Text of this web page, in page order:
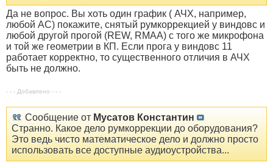
Да не вопрос. Вы хоть один график ( АЧХ, например,
любой АС) покажите, снятый румкоррекцией у виндовс и
любой другой прогой (REW, RMAA) с того же микрофона
и той же геометрии в КП. Если прога у виндовс 11
работает корректно, то существенного отличия в АЧХ
быть не должно.
- - - Добавлено - - -
Сообщение от Мусатов Константин
Странно. Какое дело румкоррекции до оборудования?
Это ведь чисто математическое дело и должно просто
использовать все доступные аудиоустройства...